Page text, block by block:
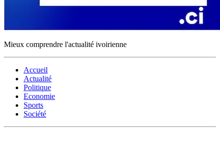
Mieux comprendre l'actualité ivoirienne
Accueil
Actualité
Politique
Economie
Sports
Société